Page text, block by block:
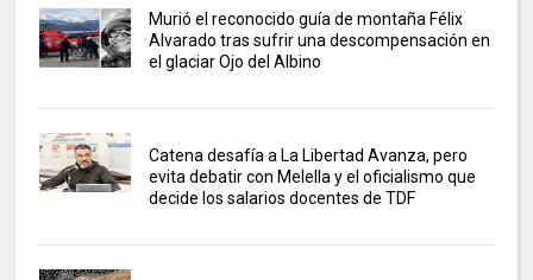
Murió el reconocido guía de montaña Félix
Alvarado tras sufrir una descompensación en
el glaciar Ojo del Albino
Catena desafía a La Libertad Avanza, pero
evita debatir con Melella y el oficialismo que
decide los salarios docentes de TDF